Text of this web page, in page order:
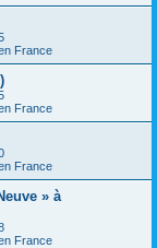
France
France
France
» à
France